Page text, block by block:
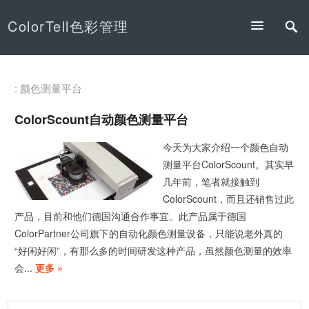
ColorTell色彩管理
: 颜色测量平台
ColorScount自动颜色测量平台
今天为大家介绍一个颜色自动
测量平台ColorScount。其实早
几年前，笔者就接触到
ColorScount，而且还销售过此
产品，目前和他们德国沟通合作事宜。此产品属于德国
ColorPartner公司旗下的自动化颜色测量设备，只能说老外真的
“好闲好闲”，有那么多的时间研发这种产品，虽然颜色测量的效率
会...更多 »